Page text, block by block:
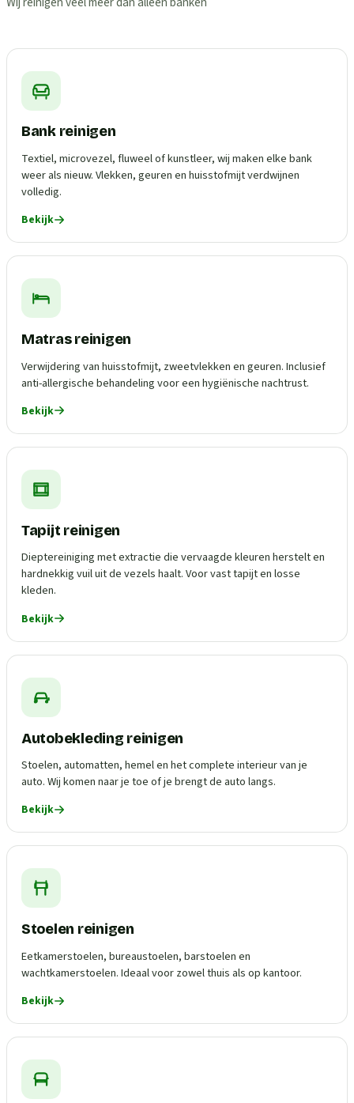
Bank reinigen
Textiel, microvezel, fluweel of kunstleer, wij maken elke bank
weer als nieuw. Vlekken, geuren en huisstofmijt verdwijnen
volledig.
Bekijk
Matras reinigen
Verwijdering van huisstofmijt, zweetvlekken en geuren. Inclusief
anti-allergische behandeling voor een hygiënische nachtrust.
Bekijk
Tapijt reinigen
Dieptereiniging met extractie die vervaagde kleuren herstelt en
hardnekkig vuil uit de vezels haalt. Voor vast tapijt en losse
kleden.
Bekijk
Autobekleding reinigen
Stoelen, automatten, hemel en het complete interieur van je
auto. Wij komen naar je toe of je brengt de auto langs.
Bekijk
Stoelen reinigen
Eetkamerstoelen, bureaustoelen, barstoelen en
wachtkamerstoelen. Ideaal voor zowel thuis als op kantoor.
Bekijk